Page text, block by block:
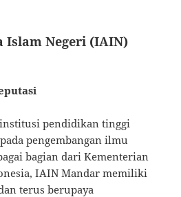
Islam Negeri (IAIN)
pendidikan tinggi
pengembangan ilmu
bagian dari Kementerian
IAIN Mandar memiliki
terus berupaya